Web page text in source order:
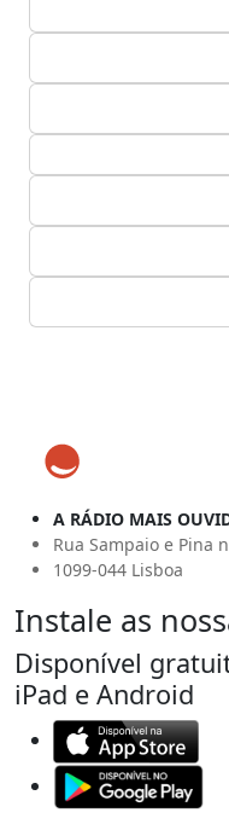
A RÁDIO MAIS
Rua Sampaio e Pina
1099-044 Lisboa
Instale as
Disponível
iPad e Android